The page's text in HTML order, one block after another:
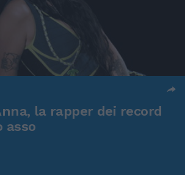
la rapper dei record
asso